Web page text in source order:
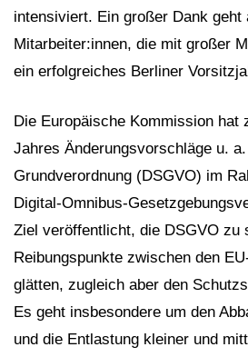
intensiviert. Ein großer Dank geht
Mitarbeiter:innen, die mit großer
ein erfolgreiches Berliner
Die Europäische Kommission hat
Jahres Änderungsvorschläge u.
Grundverordnung (DSGVO) im
Digital-Omnibus-
Ziel veröffentlicht, die DSGVO zu
Reibungspunkte zwischen den
glätten, zugleich aber den
Es geht insbesondere um den
und die Entlastung kleiner und